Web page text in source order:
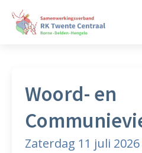
Woord- en
Zaterdag 11 juli